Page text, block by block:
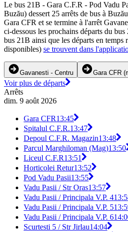
Le bus 21B - Gara C.F.R - Pod Vadu
Buzău) dessert 25 arrêts de bus à
Gara CFR et se termine à l'arrêt
ci-dessous les prochains départs du
bus 21B ainsi que les départs en temps
disponibles) se trouvent dans
Gavanesti - Centru Gara CFR
Voir plus de départs
Arrêts
dim. 9 août 2026
Gara CFR13:45
Spitalul C.F.R.13:47
Depoul C.F.R. Magazin13:48
Parcul Marghiloman (Mag)13:50
Liceul C.F.R13:51
Horticolei Retur13:52
Pod Vadu Pasii13:55
Vadu Pasii / Str Oras13:57
Vadu Pasii / Principala V.P. 4
Vadu Pasii / Principala V.P. 5
Vadu Pasii / Principala V.P. 6
Scurtesti 5 / Str Jirlau14:04